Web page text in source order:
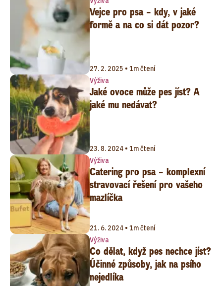
Vejce pro psa – kdy, v jaké
formě a na co si dát pozor?
27. 2. 2025 • 1m čtení
Výživa
Jaké ovoce může pes jíst? A
jaké mu nedávat?
23. 8. 2024 • 1m čtení
Výživa
Catering pro psa – komplexní
stravovací řešení pro vašeho
mazlíčka
21. 6. 2024 • 1m čtení
Výživa
Co dělat, když pes nechce jíst?
Účinné způsoby, jak na psího
nejedlíka